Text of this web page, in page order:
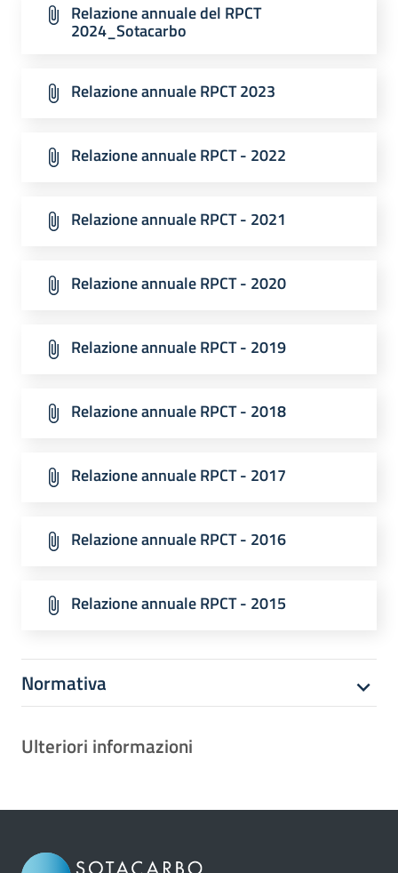
Relazione annuale del RPCT
2024_Sotacarbo
Relazione annuale RPCT 2023
Relazione annuale RPCT - 2022
Relazione annuale RPCT - 2021
Relazione annuale RPCT - 2020
Relazione annuale RPCT - 2019
Relazione annuale RPCT - 2018
Relazione annuale RPCT - 2017
Relazione annuale RPCT - 2016
Relazione annuale RPCT - 2015
Normativa
Ulteriori informazioni